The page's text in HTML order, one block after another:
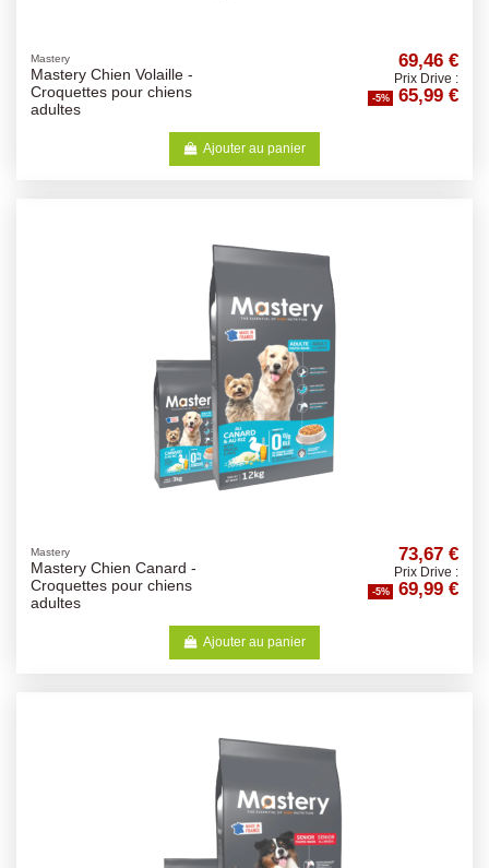
Mastery
Mastery Chien Volaille -
Croquettes pour chiens
adultes
69,46 €
Prix Drive :
-5% 65,99 €
Ajouter au panier
Mastery
Mastery Chien Canard -
Croquettes pour chiens
adultes
73,67 €
Prix Drive :
-5% 69,99 €
Ajouter au panier